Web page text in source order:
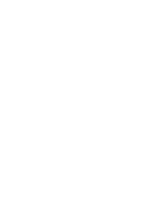
Raum